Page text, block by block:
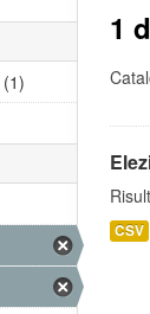
1
CSV